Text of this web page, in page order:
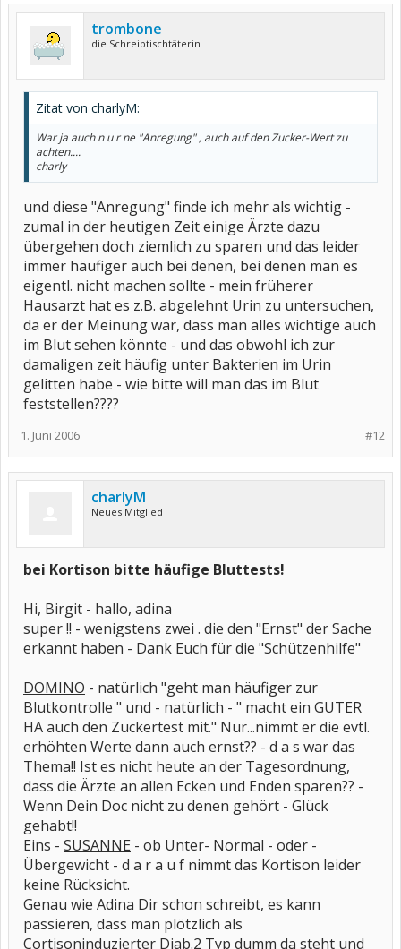
trombone
die Schreibtischtäterin
Zitat von charlyM:
War ja auch n u r ne "Anregung" , auch auf den Zucker-Wert zu
achten....
charly
und diese "Anregung" finde ich mehr als wichtig -
zumal in der heutigen Zeit einige Ärzte dazu
übergehen doch ziemlich zu sparen und das leider
immer häufiger auch bei denen, bei denen man es
eigentl. nicht machen sollte - mein früherer
Hausarzt hat es z.B. abgelehnt Urin zu untersuchen,
da er der Meinung war, dass man alles wichtige auch
im Blut sehen könnte - und das obwohl ich zur
damaligen zeit häufig unter Bakterien im Urin
gelitten habe - wie bitte will man das im Blut
feststellen????
#12
1. Juni 2006
charlyM
Neues Mitglied
bei Kortison bitte häufige Bluttests!
Hi, Birgit - hallo, adina
super !! - wenigstens zwei . die den "Ernst" der Sache
erkannt haben - Dank Euch für die "Schützenhilfe"
DOMINO - natürlich "geht man häufiger zur
Blutkontrolle " und - natürlich - " macht ein GUTER
HA auch den Zuckertest mit." Nur...nimmt er die evtl.
erhöhten Werte dann auch ernst?? - d a s war das
Thema!! Ist es nicht heute an der Tagesordnung,
dass die Ärzte an allen Ecken und Enden sparen?? -
Wenn Dein Doc nicht zu denen gehört - Glück
gehabt!!
Eins - SUSANNE - ob Unter- Normal - oder -
Übergewicht - d a r a u f nimmt das Kortison leider
keine Rücksicht.
Genau wie Adina Dir schon schreibt, es kann
passieren, dass man plötzlich als
Cortisoninduzierter Diab.2 Typ dumm da steht und